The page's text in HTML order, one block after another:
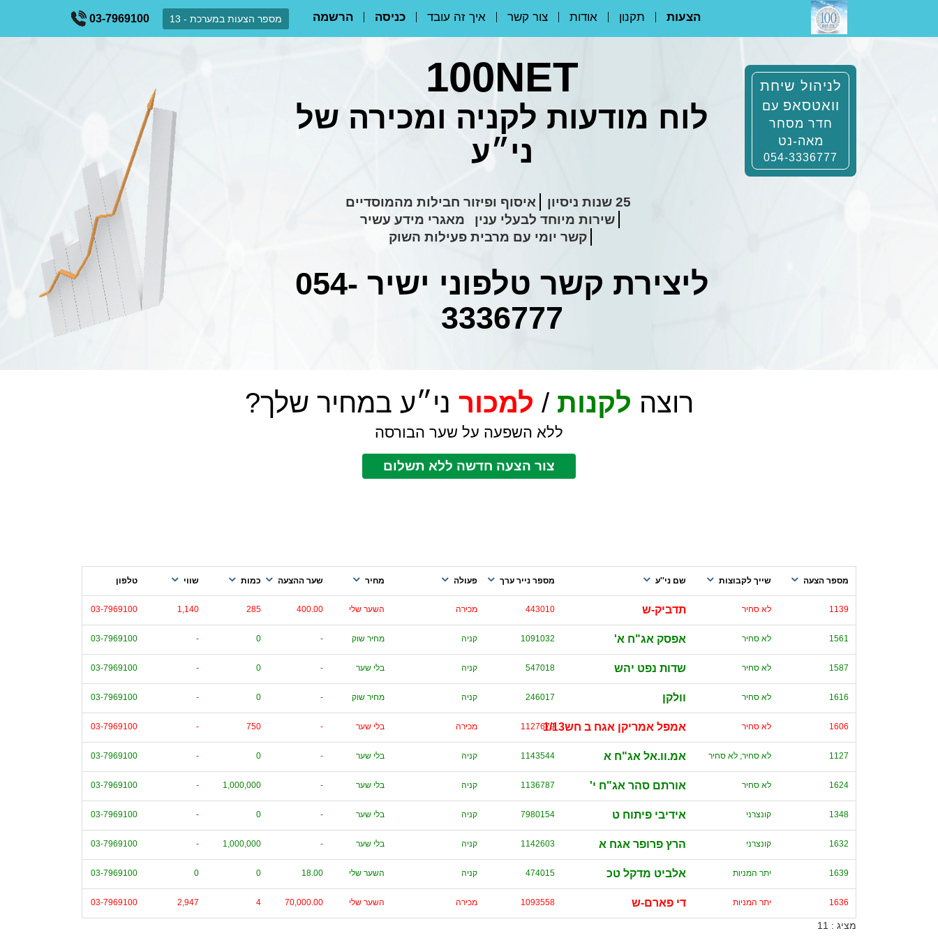
03-7969100 מספר הצעות במערכת - 13 הרשמה כניסה איך זה עובד צור קשר אודות תקנון הצעות
100NET
לוח מודעות לקניה ומכירה של
ני״ע
25 שנות ניסיון
איסוף ופיזור חבילות מהמוסדיים
שירות מיוחד לבעלי ענין
מאגרי מידע עשיר
קשר יומי עם מרבית פעילות השוק
ליצירת קשר טלפוני ישיר 054-
3336777
לניהול שיחת
וואטסאפ עם
חדר מסחר
מאה-נט
054-3336777
רוצה לקנות/ למכור ני״ע במחיר שלך?
ללא השפעה על שער הבורסה
צור הצעה חדשה ללא תשלום
מספר הצעה שייך לקבוצות שם ני''ע מספר נייר ערך פעולה מחיר שער ההצעה כמות שווי טלפון
1139 לא סחיר תדביק-ש 443010 מכירה השער שלי 400.00
285
1,140
03-7969100
1561 לא סחיר אפסק אג"ח א' 1091032 קניה מחיר שוק -
0
-
03-7969100
1587 לא סחיר שדות נפט יהש 547018 קניה בלי שער -
0
-
03-7969100
1616 לא סחיר וולקן 246017 קניה מחיר שוק -
0
-
03-7969100
1606 לא סחיר אמפל אמריקן אגח ב חש1/13 1127679 מכירה בלי שער -
750
-
03-7969100
1127 לא סחיר, לא סחיר אמ.וו.אל אג"ח א 1143544 קניה בלי שער -
0
-
03-7969100
1624 לא סחיר אורתם סהר אג"ח י' 1136787 קניה בלי שער -
1,000,000
-
03-7969100
1348 קונצרני אידיבי פיתוח ט 7980154 קניה בלי שער -
0
-
03-7969100
1632 קונצרני הרץ פרופר אגח א 1142603 קניה בלי שער -
1,000,000
-
03-7969100
1639 יתר המניות אלביט מדקל טכ 474015 קניה השער שלי 18.00
0
0
03-7969100
1636 יתר המניות די פארם-ש 1093558 מכירה השער שלי 70,000.00
4
2,947
03-7969100
מציג : 11